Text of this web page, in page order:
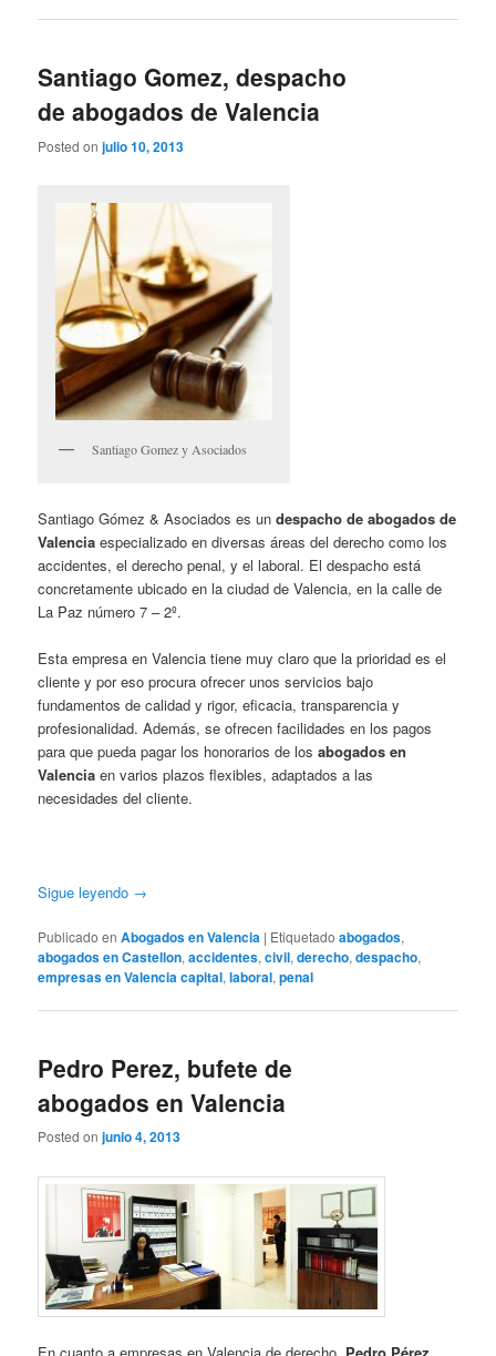
Santiago Gomez, despacho
de abogados de Valencia
Posted onjulio 10, 2013
Santiago Gomez y Asociados
Santiago Gómez & Asociados es un despacho de abogados de
Valencia especializado en diversas áreas del derecho como los
accidentes, el derecho penal, y el laboral. El despacho está
concretamente ubicado en la ciudad de Valencia, en la calle de
La Paz número 7 – 2º.
Esta empresa en Valencia tiene muy claro que la prioridad es el
cliente y por eso procura ofrecer unos servicios bajo
fundamentos de calidad y rigor, eficacia, transparencia y
profesionalidad. Además, se ofrecen facilidades en los pagos
para que pueda pagar los honorarios de losabogados en
Valencia en varios plazos flexibles, adaptados a las
necesidades del cliente.
Sigue leyendo →
Publicado en Abogados en Valencia | Etiquetado abogados,
abogados en Castellon,accidentes,civil,derecho,despacho,
empresas en Valencia capital,laboral,penal
Pedro Perez, bufete de
abogados en Valencia
Posted onjunio 4, 2013